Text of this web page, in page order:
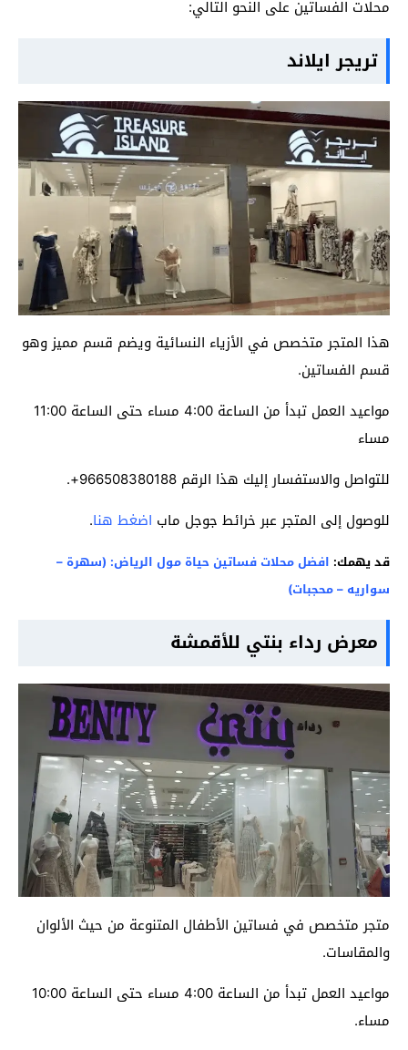
محلات الفساتين على النحو التالي:
تريجر ايلاند
هذا المتجر متخصص في الأزياء النسائية ويضم قسم مميز وهو
قسم الفساتين.
مواعيد العمل تبدأ من الساعة 4:00 مساء حتى الساعة 11:00
مساء
للتواصل والاستفسار إليك هذا الرقم 966508380188+.
للوصول إلى المتجر عبر خرائط جوجل ماب اضغط هنا.
قد يهمك: افضل محلات فساتين حياة مول الرياض: (سهرة –
سواريه – محجبات)
معرض رداء بنتي للأقمشة
متجر متخصص في فساتين الأطفال المتنوعة من حيث الألوان
والمقاسات.
مواعيد العمل تبدأ من الساعة 4:00 مساء حتى الساعة 10:00
مساء.